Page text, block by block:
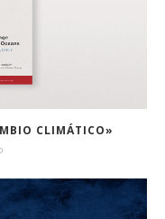
CLIMÁTICO»